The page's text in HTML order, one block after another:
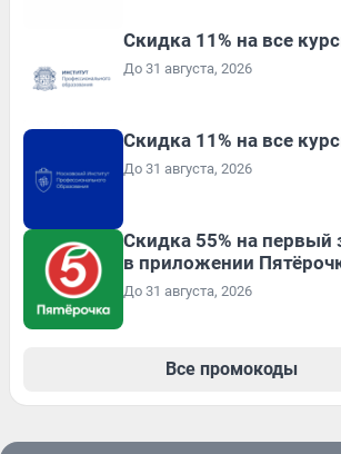
Скидка 11% на все
До 31 августа, 2026
Скидка 11% на все
До 31 августа, 2026
Скидка 55% на первый
в приложении
До 31 августа, 2026
Все промокоды